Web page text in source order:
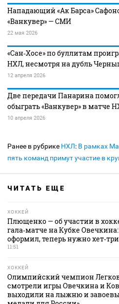
Нападающий «Ак Барса»
«Ванкувер» — СМИ
22 мая 2026
«Сан‑Хосе» по буллитам
НХЛ, несмотря на дубль
12 апреля 2026
Две передачи Панарина
обыграть «Ванкувер» в матче
10 апреля 2026
Ранее в рубрике НХЛ: В рамках
пять команд примут участие в
ЧИТАТЬ ЕЩЕ
ХОККЕЙ
Плющенко — об участии в
гала‑матче на Кубке
оформил, теперь нужно
11:51
ХОККЕЙ
Олимпийский чемпион
смотрели игры Овечкина и
выходили на лыжню и